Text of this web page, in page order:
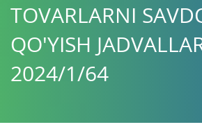
TOVARLARNI
QO'YISH
2024/1/64